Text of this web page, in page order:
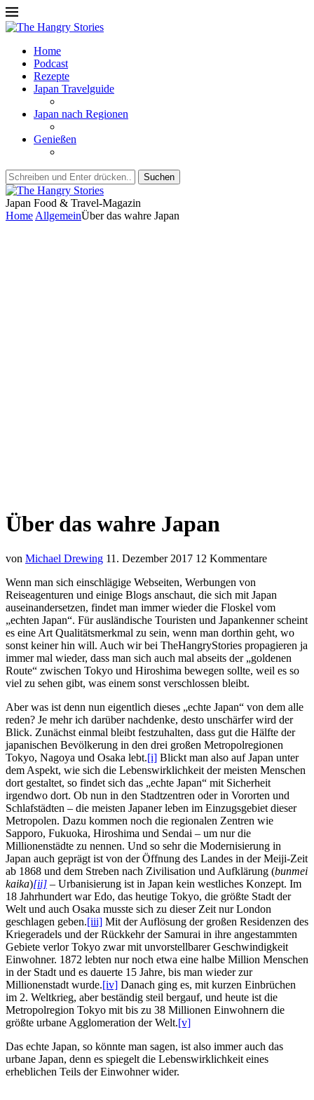
Home
Podcast
Rezepte
Japan Travelguide
Japan nach Regionen
Genießen
Suchen
Japan Food & Travel-Magazin
Home AllgemeinÜber das wahre Japan
Über das wahre Japan
von Michael Drewing 11. Dezember 2017 12 Kommentare
Wenn man sich einschlägige Webseiten, Werbungen von
Reiseagenturen und einige Blogs anschaut, die sich mit Japan
auseinandersetzen, findet man immer wieder die Floskel vom
„echten Japan“. Für ausländische Touristen und Japankenner scheint
es eine Art Qualitätsmerkmal zu sein, wenn man dorthin geht, wo
sonst keiner hin will. Auch wir bei TheHangryStories propagieren ja
immer mal wieder, dass man sich auch mal abseits der „goldenen
Route“ zwischen Tokyo und Hiroshima bewegen sollte, weil es so
viel zu sehen gibt, was einem sonst verschlossen bleibt.
Aber was ist denn nun eigentlich dieses „echte Japan“ von dem alle
reden? Je mehr ich darüber nachdenke, desto unschärfer wird der
Blick. Zunächst einmal bleibt festzuhalten, dass gut die Hälfte der
japanischen Bevölkerung in den drei großen Metropolregionen
Tokyo, Nagoya und Osaka lebt.[i] Blickt man also auf Japan unter
dem Aspekt, wie sich die Lebenswirklichkeit der meisten Menschen
dort gestaltet, so findet sich das „echte Japan“ mit Sicherheit
irgendwo dort. Ob nun in den Stadtzentren oder in Vororten und
Schlafstädten – die meisten Japaner leben im Einzugsgebiet dieser
Metropolen. Dazu kommen noch die regionalen Zentren wie
Sapporo, Fukuoka, Hiroshima und Sendai – um nur die
Millionenstädte zu nennen. Und so sehr die Modernisierung in
Japan auch geprägt ist von der Öffnung des Landes in der Meiji-Zeit
ab 1868 und dem Streben nach Zivilisation und Aufklärung (bunmei
kaika)[ii] – Urbanisierung ist in Japan kein westliches Konzept. Im
18 Jahrhundert war Edo, das heutige Tokyo, die größte Stadt der
Welt und auch Osaka musste sich zu dieser Zeit nur London
geschlagen geben.[iii] Mit der Auflösung der großen Residenzen des
Kriegeradels und der Rückkehr der Samurai in ihre angestammten
Gebiete verlor Tokyo zwar mit unvorstellbarer Geschwindigkeit
Einwohner. 1872 lebten nur noch etwa eine halbe Million Menschen
in der Stadt und es dauerte 15 Jahre, bis man wieder zur
Millionenstadt wurde.[iv] Danach ging es, mit kurzen Einbrüchen
im 2. Weltkrieg, aber beständig steil bergauf, und heute ist die
Metropolregion Tokyo mit bis zu 38 Millionen Einwohnern die
größte urbane Agglomeration der Welt.[v]
Das echte Japan, so könnte man sagen, ist also immer auch das
urbane Japan, denn es spiegelt die Lebenswirklichkeit eines
erheblichen Teils der Einwohner wider.